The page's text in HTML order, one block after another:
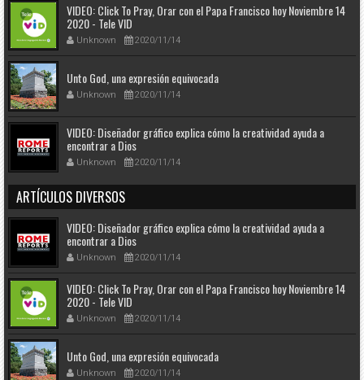
VIDEO: Click To Pray, Orar con el Papa Francisco hoy Noviembre 14
2020 - Tele VID
Unknown 2020/11/14
Unto God, una expresión equivocada
Unknown 2020/11/14
VIDEO: Diseñador gráfico explica cómo la creatividad ayuda a
encontrar a Dios
Unknown 2020/11/14
ARTÍCULOS DIVERSOS
VIDEO: Diseñador gráfico explica cómo la creatividad ayuda a
encontrar a Dios
Unknown 2020/11/14
VIDEO: Click To Pray, Orar con el Papa Francisco hoy Noviembre 14
2020 - Tele VID
Unknown 2020/11/14
Unto God, una expresión equivocada
Unknown 2020/11/14